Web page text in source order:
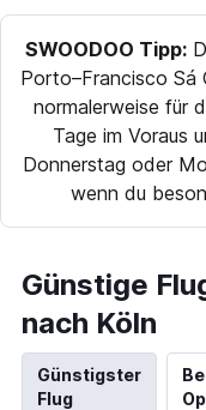
SWOODOO Tipp:
Porto–Francisco Sá
normalerweise für
Tage im Voraus
Donnerstag oder
wenn du
Günstige
nach Köln
Günstigster
Flug